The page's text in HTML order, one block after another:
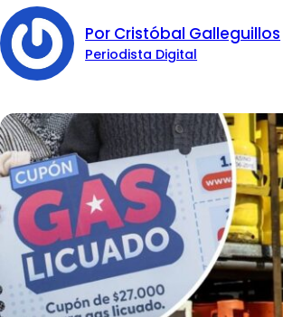
Por Cristóbal Galleguillos
Periodista Digital